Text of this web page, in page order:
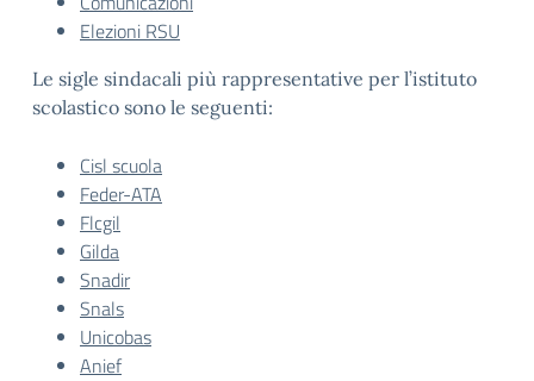
Elezioni RSU
Le sigle sindacali più rappresentative per l’istituto
scolastico sono le seguenti:
Cisl scuola
Feder-ATA
Flcgil
Gilda
Snadir
Snals
Unicobas
Anief